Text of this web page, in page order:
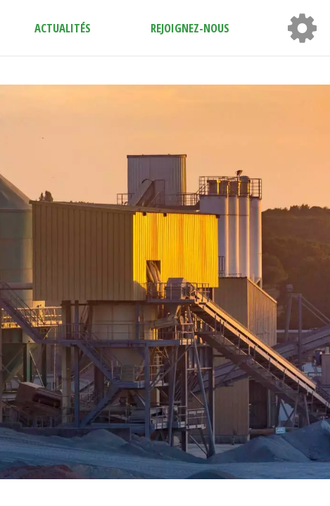
ACTUALITÉS REJOIGNEZ-NOUS